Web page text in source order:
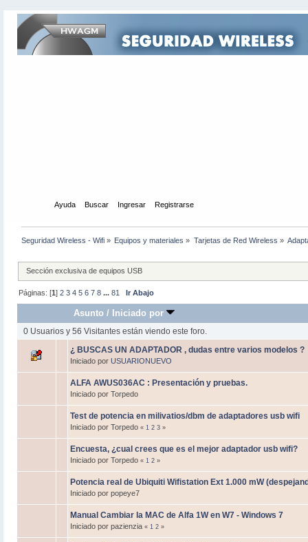
Ayuda Buscar Ingresar Registrarse
Seguridad Wireless - Wifi » Equipos y materiales » Tarjetas de Red Wireless »
Sección exclusiva de equipos USB
Páginas: [1]2 3 4 5 6 7 8 ...81 Ir Abajo
Asunto / Iniciado por
0 Usuarios y 56 Visitantes están viendo este foro.
¿ BUSCAS UN ADAPTADOR , dudas entre varios modelos ?
Iniciado por USUARIONUEVO
ALFA AWUS036AC : Presentación y pruebas.
Iniciado por Torpedo
Test de potencia en milivatios/dbm de adaptadores usb wifi
Iniciado por Torpedo « 1 2 3»
Encuesta, ¿cual crees que es el mejor adaptador usb wifi?
Iniciado por Torpedo « 1 2»
Potencia real de Ubiquiti Wifistation Ext 1.000 mW
Iniciado por popeye7
Manual Cambiar la MAC de Alfa 1W en W7 - Windows 7
Iniciado por pazienzia « 1 2»